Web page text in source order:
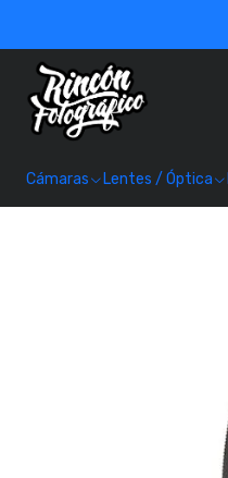
Cámaras Lentes / Óptica